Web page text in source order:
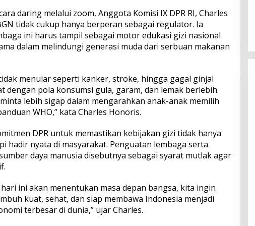
daring melalui zoom, Anggota Komisi IX DPR RI, Charles
tidak cukup hanya berperan sebagai regulator. Ia
ini harus tampil sebagai motor edukasi gizi nasional
dalam melindungi generasi muda dari serbuan makanan
menular seperti kanker, stroke, hingga gagal ginjal
dengan pola konsumsi gula, garam, dan lemak berlebih.
lebih sigap dalam mengarahkan anak-anak memilih
WHO,” kata Charles Honoris.
DPR untuk memastikan kebijakan gizi tidak hanya
hadir nyata di masyarakat. Penguatan lembaga serta
daya manusia disebutnya sebagai syarat mutlak agar
ini akan menentukan masa depan bangsa, kita ingin
kuat, sehat, dan siap membawa Indonesia menjadi
terbesar di dunia,” ujar Charles.
Perkuat Ekosistem Pariwisata
dan Serapan Investasi, Sira
Village Grand Outlet Bali Resmi
Dibuka di KEK Kura Kura